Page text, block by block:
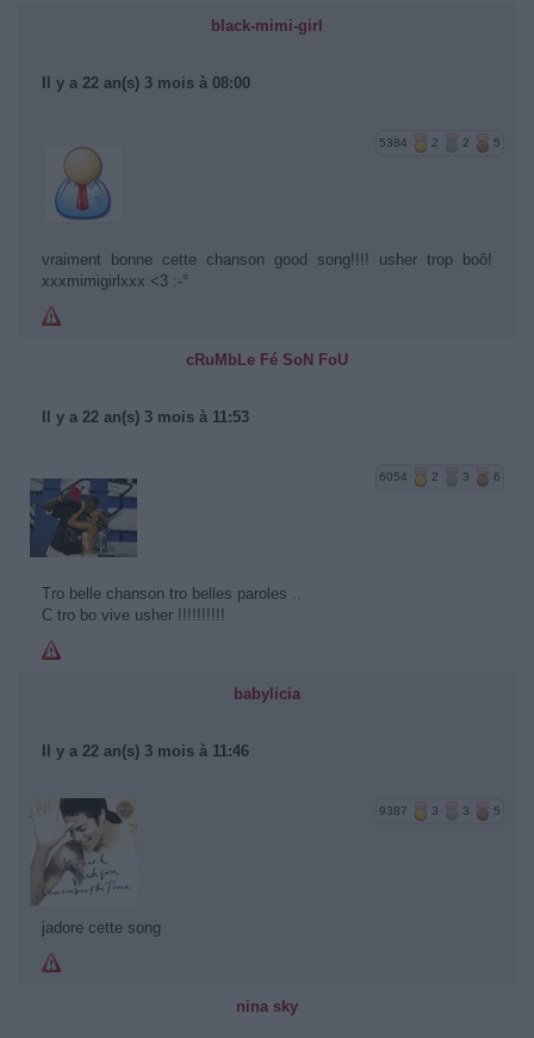
black-mimi-girl
Il y a 22 an(s) 3 mois à 08:00
5384 2 2 5
vraiment bonne cette chanson good song!!!! usher trop boô!
xxxmimigirlxxx <3 :-°
cRuMbLe Fé SoN FoU
Il y a 22 an(s) 3 mois à 11:53
6054 2 3 6
Tro belle chanson tro belles paroles ..
C tro bo vive usher !!!!!!!!!!
babylicia
Il y a 22 an(s) 3 mois à 11:46
9387 3 3 5
jadore cette song
nina sky